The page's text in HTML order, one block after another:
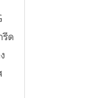
รีด